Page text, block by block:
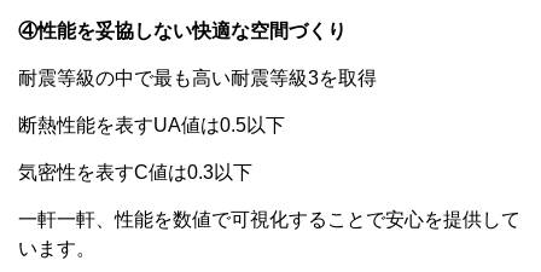
④性能を妥協しない快適な空間づくり
耐震等級の中で最も高い耐震等級3を取得
断熱性能を表すUA値は0.5以下
気密性を表すC値は0.3以下
一軒一軒、性能を数値で可視化することで安心を提供して
います。